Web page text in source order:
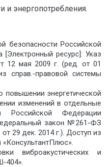
и энергопотребления.
безопасности Российской
ресурс]: Указ
мая 2009 г. (ред. от 01
справ.-правовой системы
повышении энергетической
изменений в отдельные
Российской Федерации
закон №261-ФЗ
29 дек. 2014 г.). Доступ из
виброакустических и
404».